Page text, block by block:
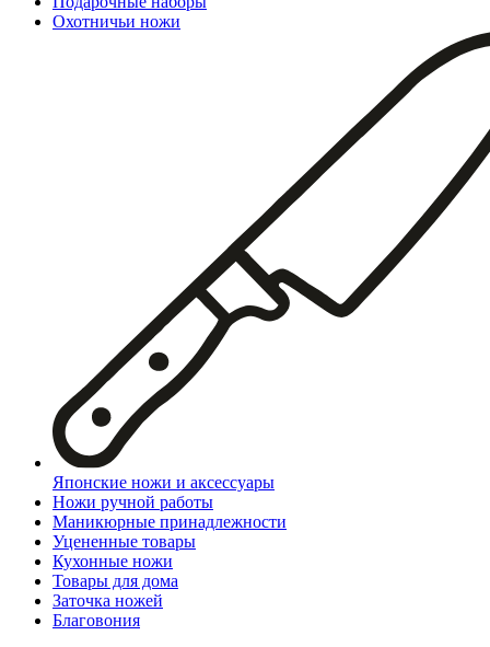
Охотничьи ножи
Японские ножи и аксессуары
Ножи ручной работы
Маникюрные принадлежности
Уцененные товары
Кухонные ножи
Товары для дома
Заточка ножей
Благовония